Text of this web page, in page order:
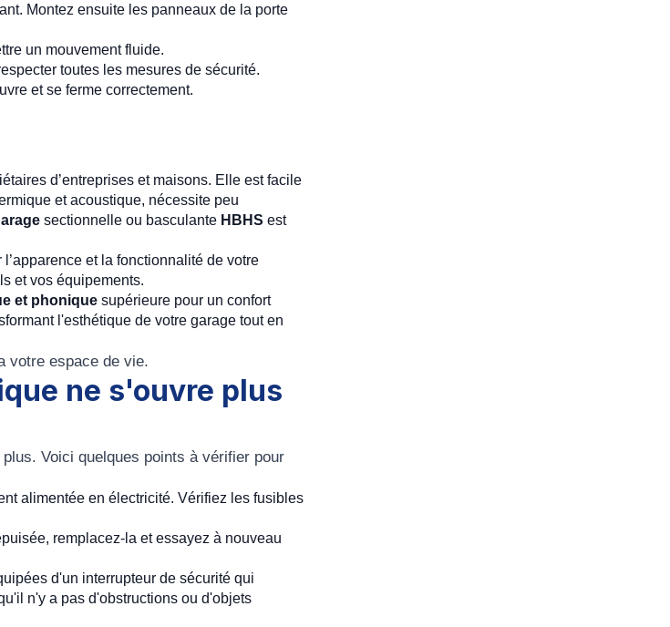
Montez ensuite les panneaux de la porte
un mouvement fluide.
toutes les mesures de sécurité.
et se ferme correctement.
d’entreprises et maisons. Elle est facile
et acoustique, nécessite peu
sectionnelle ou basculante HBHS est
et la fonctionnalité de votre
et vos équipements.
et phonique supérieure pour un confort
l'esthétique de votre garage tout en
votre espace de vie.
ne s'ouvre plus
plus. Voici quelques points à vérifier pour
alimentée en électricité. Vérifiez les fusibles
remplacez-la et essayez à nouveau
d'un interrupteur de sécurité qui
n'y a pas d'obstructions ou d'objets